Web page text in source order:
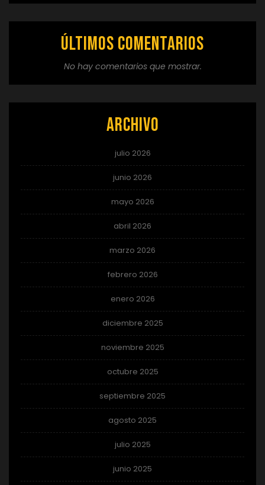
Últimos comentarios
No hay comentarios que mostrar.
Archivo
julio 2026
junio 2026
mayo 2026
abril 2026
marzo 2026
febrero 2026
enero 2026
diciembre 2025
noviembre 2025
octubre 2025
septiembre 2025
agosto 2025
julio 2025
junio 2025